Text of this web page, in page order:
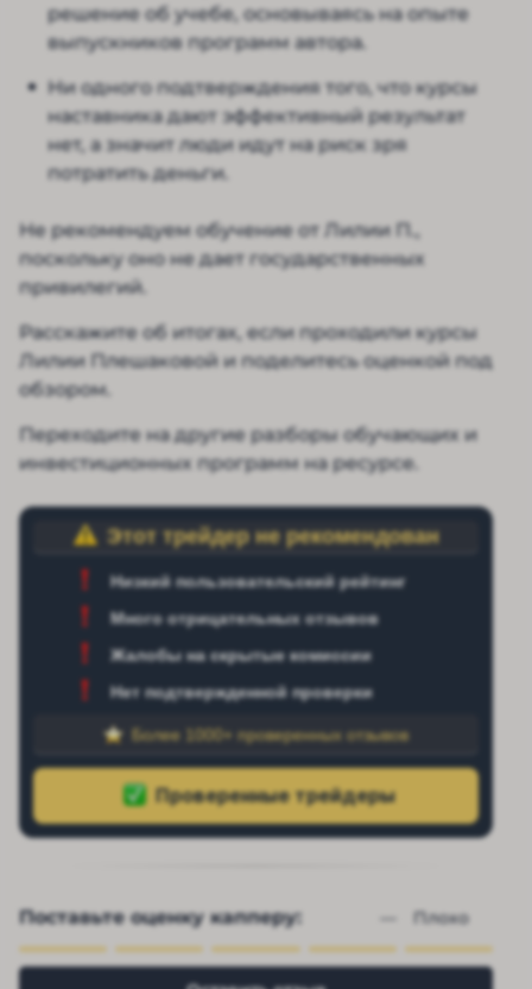
решение об учебе, основываясь на опыте
выпускников программ автора.
Ни одного подтверждения того, что курсы
наставника дают эффективный результат
нет, а значит люди идут на риск зря
потратить деньги.
Не рекомендуем обучение от Лилии П.,
поскольку оно не дает государственных
привилегий.
Расскажите об итогах, если проходили курсы
Лилии Плешаковой и поделитесь оценкой под
обзором.
Переходите на другие разборы обучающих и
инвестиционных программ на ресурсе.
Этот трейдер не рекомендован
Низкий пользовательский рейтинг
Много отрицательных отзывов
Жалобы на скрытые комиссии
Нет подтвержденной проверки
Более 1000+ проверенных отзывов
Поставьте оценку капперу: — Плохо